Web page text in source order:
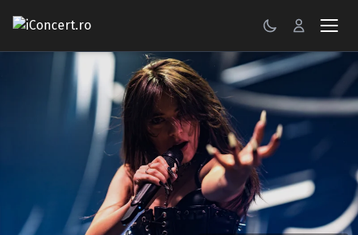
RECENZII